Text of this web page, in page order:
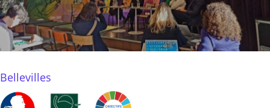
Bellevilles